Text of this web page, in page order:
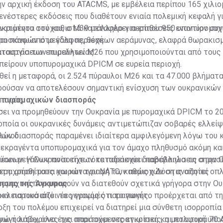
αρχική έκδοση του ATACMS, με εμβέλεια περίπου 165
εκδόσεις που διαθέτουν ενιαία πολεμική κεφαλή
στόχου, ο M39 μεταφέρει περίπου 950
πάνω από μεγάλη περιοχή.
τον καθιστά κατάλληλο για επιθέσεις εναντίον
στο έδαφος, θέσεων αεράμυνας, ελαφρά
επιμελητείας.
των πυραύλων M26 που χρησιμοποιούνται από
υποπυρομαχικά DPICM σε ευρεία περιοχή.
η μεταφορά, οι 2.524 πύραυλοι M26 και τα 47.000
να αποτελέσουν σημαντική ενίσχυση των ουκρανικών
διασποράς
να προμηθεύουν την Ουκρανία με πυρομαχικά DPICM το
οι ουκρανικές δυνάμεις αντιμετώπιζαν σοβαρές
διασποράς παραμένει ιδιαίτερα αμφιλεγόμενη λόγω του
υποπυρομαχικά για τον άμαχο πληθυσμό ακόμη
Η Ουκρανία είχε τότε παράσχει διαβεβαιώσεις στην
χρήση τους και καταγραφή των περιοχών στις οποίες
μεγάλων ποσοτήτων καταδεικνύει παράλληλα τη
αποθέματα χωρών του ΝΑΤΟ, καθώς η Δύση αναζητεί
που μπορούν να διατεθούν σχετικά γρήγορα στην
από νέες γραμμές παραγωγής.
της Άγκυρας
παρουσιάζει το γεγονός ότι το πακέτο προέρχεται από
του πολέμου επιχειρεί να διατηρεί μια σύνθετη ισορροπία
ταυτόχρονα έχει παράσχει στρατιωτική και πολιτική
λάβει όλες τις απαιτούμενες εγκρίσεις, η μεταφορά 70